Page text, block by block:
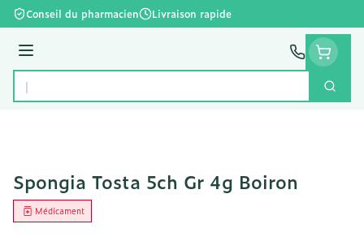
Aller au contenu
Conseil du pharmacien Livraison rapide
Menu
Rechercher
Spongia Tosta 5ch Gr 4g Boiron
Médicament